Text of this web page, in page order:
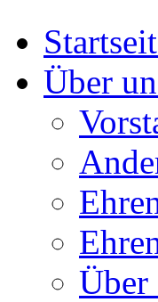
Über
Über